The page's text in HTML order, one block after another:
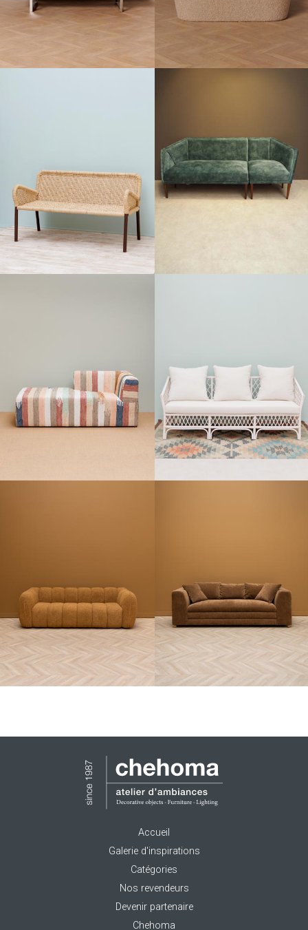
Accueil
Galerie d'inspirations
Catégories
Nos revendeurs
Devenir partenaire
Chehoma